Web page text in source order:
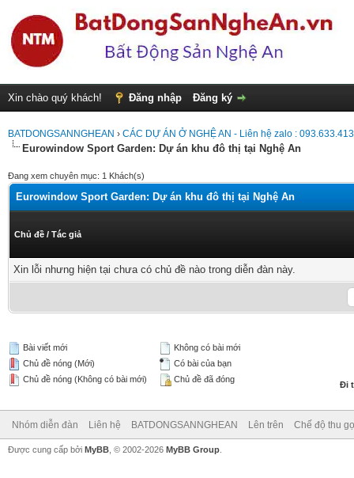
Xin chào quý khách! Đăng nhập Đăng ký
BATDONGSANNGHEAN › CÁC DỰ ÁN Ở NGHỆ AN - Liên hệ zalo :
Eurowindow Sport Garden: Dự án khu đô thị tại Nghệ An
Đang xem chuyên mục: 1 Khách(s)
Eurowindow Sport Garden: Dự án khu đô thị tại Nghệ An
Chủ đề / Tác giả
Xin lỗi nhưng hiện tại chưa có chủ đề nào trong diễn đàn này.
Bài viết mới
Chủ đề nóng (Mới)
Chủ đề nóng (Không có bài mới)
Không có bài mới
Có bài của bạn
Chủ đề đã đóng
Đi
Nhóm diễn đàn Liên hệ BATDONGSANNGHEAN Lên trên Chế độ thu
Được cung cấp bởi MyBB , © 2002-2026 MyBB Group